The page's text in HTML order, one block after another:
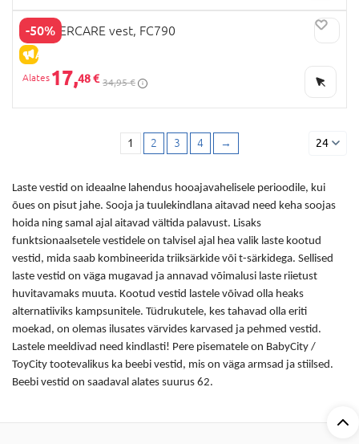
-50%
ALLAHINDLUS
MOTHERCARE vest, FC790
17,48 € 34,95 €
1 2 3 4 → 24
Laste vestid on ideaalne lahendus hooajavahelisele perioodile, kui
õues on pisut jahe. Sooja ja tuulekindlana aitavad need keha soojas
hoida ning samal ajal aitavad vältida palavust. Lisaks
funktsionaalsetele vestidele on talvisel ajal hea valik laste kootud
vestid , mida saab kombineerida triiksärkide või t-särkidega. Sellised
laste vestid on väga mugavad ja annavad võimalusi laste riietust
huvitavamaks muuta. Kootud vestid lastele võivad olla heaks
alternatiiviks kampsunitele. Tüdrukutele, kes tahavad olla eriti
moekad, on olemas ilusates värvides karvased ja pehmed vestid .
Lastele meeldivad need kindlasti! Pere pisematele on BabyCity /
ToyCity tootevalikus ka beebi vestid , mis on väga armsad ja stiilsed.
Beebi vestid on saadaval alates suurus 62.